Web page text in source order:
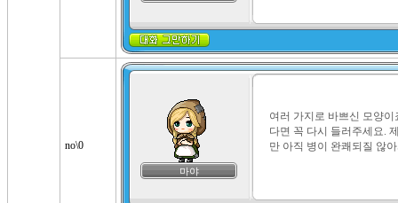
no\0
마야
여러 가지로 바쁘신 모양
다면 꼭 다시 들러주세요.
만 아직 병이 완쾌되질 않